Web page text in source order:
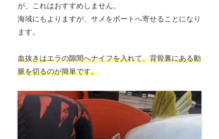
が、これはおすすめしません。
海域にもよりますが、サメをボートへ寄せることになり
ます。
血抜きはエラの隙間へナイフを入れて、背骨裏にある動
脈を切るのが簡単です。